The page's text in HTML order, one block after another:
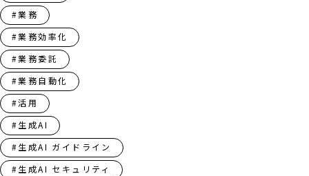
#業務
#業務効率化
#業務委託
#業務自動化
#活用
#生成AI
#生成AI ガイドライン
#生成AI セキュリティ